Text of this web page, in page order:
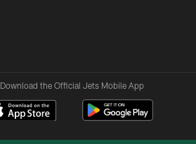
Download the Official Jets Mobile App